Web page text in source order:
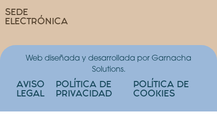
SEDE
ELECTRÓNICA
Web diseñada y desarrollada por Garnacha
Solutions.
AVISO
LEGAL
POLÍTICA DE
PRIVACIDAD
POLÍTICA DE
COOKIES